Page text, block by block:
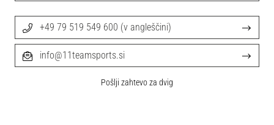
+49 79 519 549 600 (v angleščini)
info@11teamsports.si
Pošlji zahtevo za dvig